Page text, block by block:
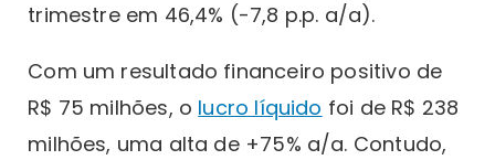
trimestre em 46,4% (-7,8 p.p. a/a).
Com um resultado financeiro positivo de
R$ 75 milhões, o lucro líquido foi de R$ 238
milhões, uma alta de +75% a/a. Contudo,